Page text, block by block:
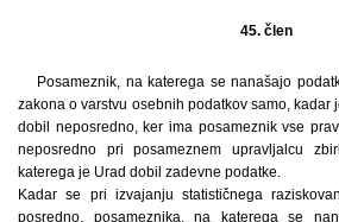
45. člen
Posameznik, na katerega se nanašajo
zakona o varstvu osebnih podatkov samo, kadar
dobil neposredno, ker ima posameznik vse
neposredno pri posameznem upravljalcu
katerega je Urad dobil zadevne podatke.
Kadar se pri izvajanju statističnega
posredno, posameznika, na katerega se